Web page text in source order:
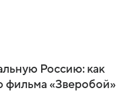
Россию: как
фильма «Зверобой»